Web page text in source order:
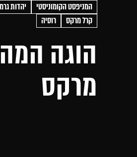
המניפסט הקומוניסטי
יהדות
קרל מרקס
רוסיה
הוגה
מרקס